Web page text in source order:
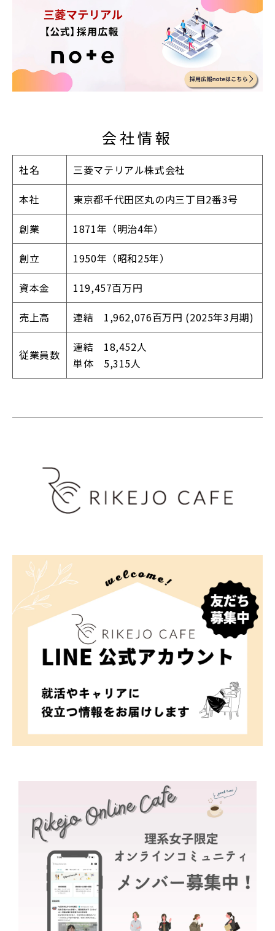
会社情報
社名
三菱マテリアル株式会社
本社
東京都千代田区丸の内三丁目2番3号
創業
1871年（明治4年）
創立
1950年（昭和25年）
資本金
119,457百万円
売上高
連結 1,962,076百万円 (2025年3月期)
従業員数
連結 18,452人
単体 5,315人